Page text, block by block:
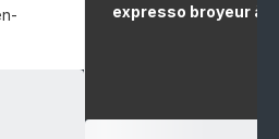
expresso broyeur à